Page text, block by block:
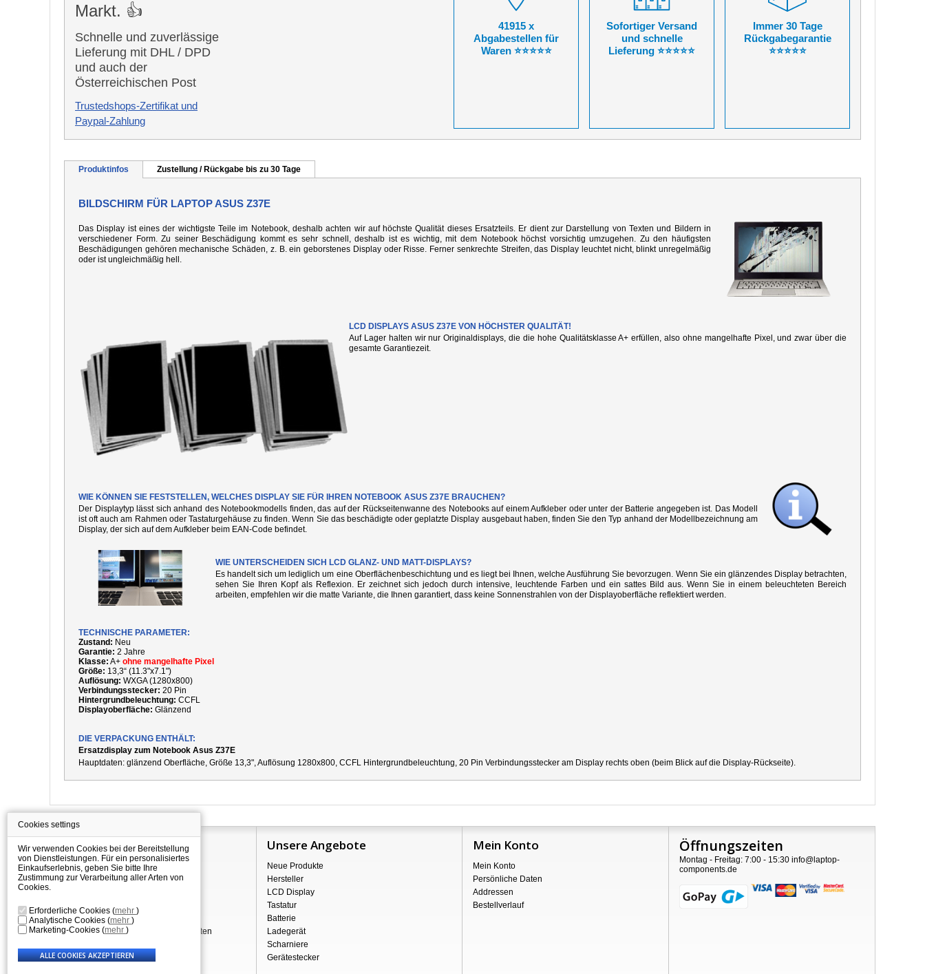
Markt. 👍
Schnelle und zuverlässige
Lieferung mit DHL / DPD
und auch der
Österreichischen Post
Trustedshops-Zertifikat und
Paypal-Zahlung
41915 x
Abgabestellen für
Waren ⭐⭐⭐⭐⭐
Sofortiger Versand
und schnelle
Lieferung ⭐⭐⭐⭐⭐
Immer 30 Tage
Rückgabegarantie
⭐⭐⭐⭐⭐
Produktinfos Zustellung / Rückgabe bis zu 30 Tage
BILDSCHIRM FÜR LAPTOP ASUS Z37E
Das Display ist eines der wichtigste Teile im Notebook, deshalb achten wir auf höchste Qualität dieses Ersatzteils. Er dient zur Darstellung von Texten und Bildern in
verschiedener Form. Zu seiner Beschädigung kommt es sehr schnell, deshalb ist es wichtig, mit dem Notebook höchst vorsichtig umzugehen. Zu den häufigsten
Beschädigungen gehören mechanische Schäden, z. B. ein geborstenes Display oder Risse. Ferner senkrechte Streifen, das Display leuchtet nicht, blinkt unregelmäßig
oder ist ungleichmäßig hell.
LCD DISPLAYS ASUS Z37E VON HÖCHSTER QUALITÄT!
Auf Lager halten wir nur Originaldisplays, die die hohe Qualitätsklasse A+ erfüllen, also ohne mangelhafte Pixel, und zwar über die
gesamte Garantiezeit.
WIE KÖNNEN SIE FESTSTELLEN, WELCHES DISPLAY SIE FÜR IHREN NOTEBOOK ASUS Z37E BRAUCHEN?
Der Displaytyp lässt sich anhand des Notebookmodells finden, das auf der Rückseitenwanne des Notebooks auf einem Aufkleber oder unter der Batterie angegeben ist. Das Modell
ist oft auch am Rahmen oder Tastaturgehäuse zu finden. Wenn Sie das beschädigte oder geplatzte Display ausgebaut haben, finden Sie den Typ anhand der Modellbezeichnung am
Display, der sich auf dem Aufkleber beim EAN-Code befindet.
WIE UNTERSCHEIDEN SICH LCD GLANZ- UND MATT-DISPLAYS?
Es handelt sich um lediglich um eine Oberflächenbeschichtung und es liegt bei Ihnen, welche Ausführung Sie bevorzugen. Wenn Sie ein glänzendes Display betrachten,
sehen Sie Ihren Kopf als Reflexion. Er zeichnet sich jedoch durch intensive, leuchtende Farben und ein sattes Bild aus. Wenn Sie in einem beleuchteten Bereich
arbeiten, empfehlen wir die matte Variante, die Ihnen garantiert, dass keine Sonnenstrahlen von der Displayoberfläche reflektiert werden.
TECHNISCHE PARAMETER:
Zustand: Neu
Garantie: 2 Jahre
Klasse: A+ ohne mangelhafte Pixel
Größe: 13,3“ (11.3"x7.1")
Auflösung: WXGA (1280x800)
Verbindungsstecker: 20 Pin
Hintergrundbeleuchtung: CCFL
Displayoberfläche: Glänzend
DIE VERPACKUNG ENTHÄLT:
Ersatzdisplay zum Notebook Asus Z37E
Hauptdaten: g länzend Oberfläche, Größe 13,3", Auflösung 1280x800, CCFL Hintergrundbeleuchtung, 20 Pin Verbindungsstecker am Display rechts oben (beim Blick auf die Display-Rückseite).
Information
Über Shopping
Versand
Reklamation & Widerrufsrecht
Geschäftsbedingungen
Verarbeitung personenbezogener Daten
Unsere Angebote
Neue Produkte
Hersteller
LCD Display
Tastatur
Batterie
Ladegerät
Scharniere
Gerätestecker
Mein Konto
Mein Konto
Persönliche Daten
Addressen
Bestellverlauf
Öffnungszeiten
Montag - Freitag: 7:00 - 15:30 info@laptop-
components.de
Cookies settings
Wir verwenden Cookies bei der Bereitstellung
von Dienstleistungen. Für ein personalisiertes
Einkaufserlebnis, geben Sie bitte Ihre
Zustimmung zur Verarbeitung aller Arten von
Cookies.
Erforderliche Cookies (mehr )
Analytische Cookies (mehr )
Marketing-Cookies (mehr )